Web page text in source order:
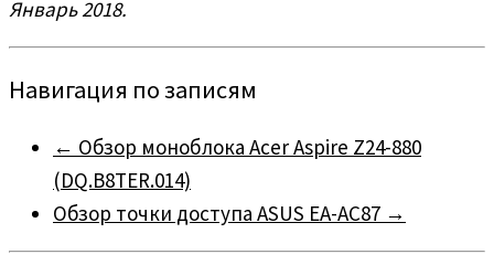
Январь 2018.
Навигация по записям
← Обзор моноблока Acer Aspire Z24-880
(DQ.B8TER.014)
Обзор точки доступа ASUS EA-AC87 →